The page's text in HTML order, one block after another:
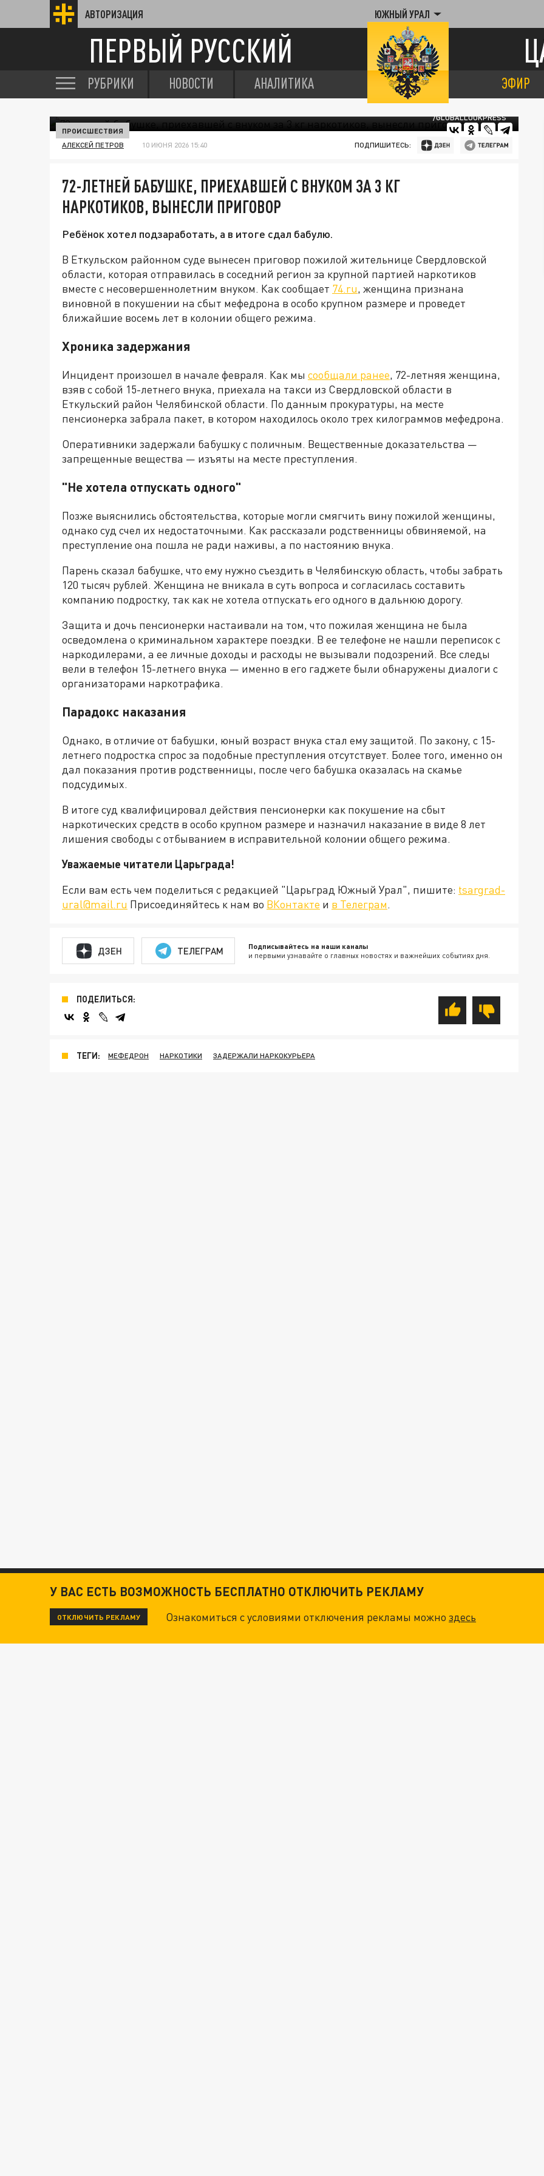
АВТОРИЗАЦИЯ ЮЖНЫЙ УРАЛ
ПЕРВЫЙ РУССКИЙ
РУБРИКИ НОВОСТИ АНАЛИТИКА ЭФИР
/GLOBALLOOKPRESS
ПРОИСШЕСТВИЯ
АЛЕКСЕЙ ПЕТРОВ 10 ИЮНЯ 2026 15:40 ПОДПИШИТЕСЬ:
72-ЛЕТНЕЙ БАБУШКЕ, ПРИЕХАВШЕЙ С ВНУКОМ ЗА 3 КГ
НАРКОТИКОВ, ВЫНЕСЛИ ПРИГОВОР
Ребёнок хотел подзаработать, а в итоге сдал бабулю.
В Еткульском районном суде вынесен приговор пожилой жительнице Свердловской
области, которая отправилась в соседний регион за крупной партией наркотиков
вместе с несовершеннолетним внуком. Как сообщает 74.ru, женщина признана
виновной в покушении на сбыт мефедрона в особо крупном размере и проведет
ближайшие восемь лет в колонии общего режима.
Хроника задержания
Инцидент произошел в начале февраля. Как мы сообщали ранее, 72-летняя женщина,
взяв с собой 15-летнего внука, приехала на такси из Свердловской области в
Еткульский район Челябинской области. По данным прокуратуры, на месте
пенсионерка забрала пакет, в котором находилось около трех килограммов мефедрона.
Оперативники задержали бабушку с поличным. Вещественные доказательства —
запрещенные вещества — изъяты на месте преступления.
"Не хотела отпускать одного"
Позже выяснились обстоятельства, которые могли смягчить вину пожилой женщины,
однако суд счел их недостаточными. Как рассказали родственницы обвиняемой, на
преступление она пошла не ради наживы, а по настоянию внука.
Парень сказал бабушке, что ему нужно съездить в Челябинскую область, чтобы забрать
120 тысяч рублей. Женщина не вникала в суть вопроса и согласилась составить
компанию подростку, так как не хотела отпускать его одного в дальнюю дорогу.
Защита и дочь пенсионерки настаивали на том, что пожилая женщина не была
осведомлена о криминальном характере поездки. В ее телефоне не нашли переписок с
наркодилерами, а ее личные доходы и расходы не вызывали подозрений. Все следы
вели в телефон 15-летнего внука — именно в его гаджете были обнаружены диалоги с
организаторами наркотрафика.
Парадокс наказания
Однако, в отличие от бабушки, юный возраст внука стал ему защитой. По закону, с 15-
летнего подростка спрос за подобные преступления отсутствует. Более того, именно он
дал показания против родственницы, после чего бабушка оказалась на скамье
подсудимых.
В итоге суд квалифицировал действия пенсионерки как покушение на сбыт
наркотических средств в особо крупном размере и назначил наказание в виде 8 лет
лишения свободы с отбыванием в исправительной колонии общего режима.
Уважаемые читатели Царьграда!
Если вам есть чем поделиться с редакцией "Царьград Южный Урал", пишите: tsargrad-
ural@mail.ru Присоединяйтесь к нам во ВКонтакте и в Телеграм.
ДЗЕН ТЕЛЕГРАМ Подписывайтесь на наши каналы
и первыми узнавайте о главных новостях и важнейших событиях дня.
ПОДЕЛИТЬСЯ:
ТЕГИ: МЕФЕДРОН НАРКОТИКИ ЗАДЕРЖАЛИ НАРКОКУРЬЕРА
У ВАС ЕСТЬ ВОЗМОЖНОСТЬ БЕСПЛАТНО ОТКЛЮЧИТЬ РЕКЛАМУ
ОТКЛЮЧИТЬ РЕКЛАМУ Ознакомиться с условиями отключения рекламы можноздесь